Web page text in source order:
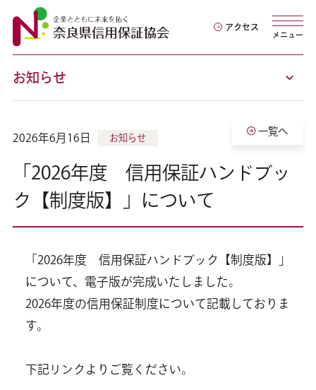
アクセス
メニュー
お知らせ
一覧へ
2026年6月16日 お知らせ
「2026年度 信用保証ハンドブッ
ク【制度版】」について
「2026年度 信用保証ハンドブック【制度版】」
について、電子版が完成いたしました。
2026年度の信用保証制度について記載しておりま
す。
下記リンクよりご覧ください。